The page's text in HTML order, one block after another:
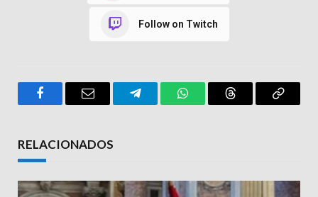
Follow on Twitch
FacebookEmail TelegramWhatsAppThreads Copy
RELACIONADOS